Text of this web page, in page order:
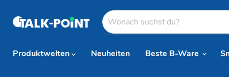
Produktwelten Neuheiten Beste B-Ware